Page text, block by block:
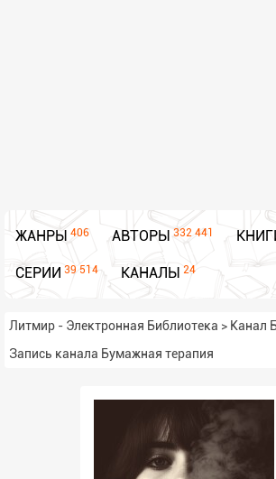
ЖАНРЫ 406 АВТОРЫ 332 441
СЕРИИ 39 514 КАНАЛЫ 24
Литмир - Электронная Библиотека > Канал
Запись канала Бумажная терапия